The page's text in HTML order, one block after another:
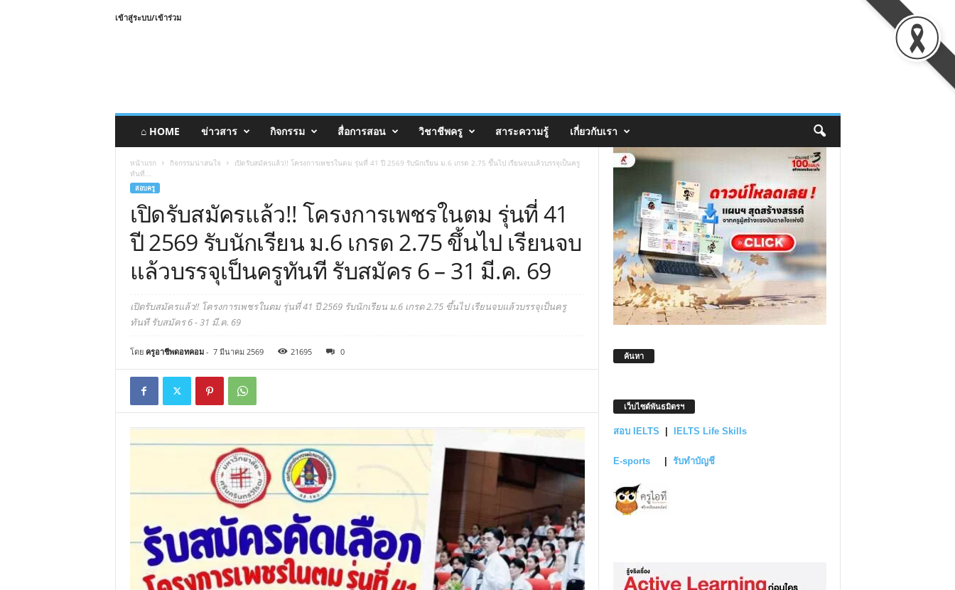
เข้าสู่ระบบ/เข้าร่วม
⌂ HOME ข่าวสาร กิจกรรม สื่อการสอน วิชาชีพครู สาระความรู้ เกี่ยวกับเรา
หน้าแรก กิจกรรมน่าสนใจ
เปิดรับสมัครแล้ว!! โครงการเพชรในตม รุ่นที่ 41 ปี 2569 รับนักเรียน ม.6 เกรด 2.75 ขึ้นไป เรียนจบแล้วบรรจุเป็นครู
ทันที...
สอบครู
เปิดรับสมัครแล้ว!! โครงการเพชรในตม รุ่นที่ 41
ปี 2569 รับนักเรียน ม.6 เกรด 2.75 ขึ้นไป เรียนจบ
แล้วบรรจุเป็นครูทันที รับสมัคร 6 – 31 มี.ค. 69
เปิดรับสมัครแล้ว!! โครงการเพชรในตม รุ่นที่ 41 ปี 2569 รับนักเรียน ม.6 เกรด 2.75 ขึ้นไป เรียนจบแล้วบรรจุเป็นครู
ทันที รับสมัคร 6 - 31 มี.ค. 69
โดย ครูอาชีพดอทคอม- 7 มีนาคม 2569 21695 0 ค้นหา
เว็บไซต์พันธมิตรฯ
สอบ IELTS IELTS Life Skills
E-sports รับทำบัญชี